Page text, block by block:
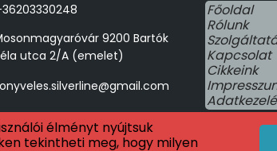
élményt nyújtsuk
tekintheti meg, hogy milyen
9200 Bartók
utca 2/A (emelet)
Főoldal
Rólunk
Kapcsolat
Cikkeink